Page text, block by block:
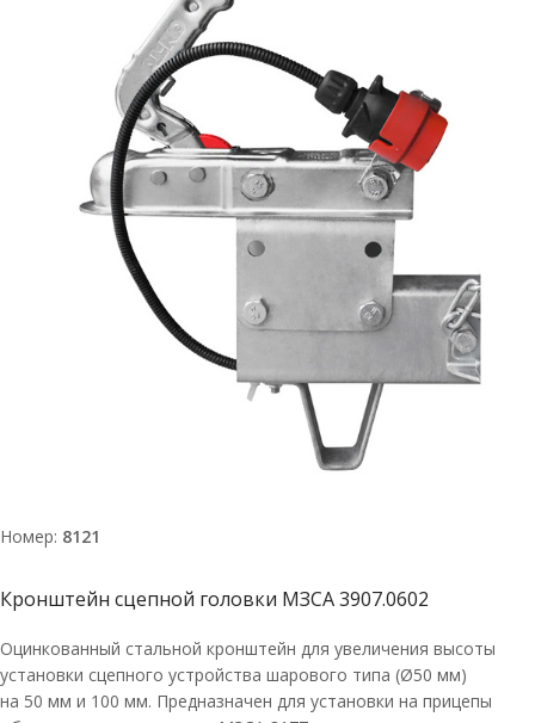
Номер: 8121
Кронштейн сцепной головки МЗСА 3907.0602
Оцинкованный стальной кронштейн для увеличения высоты
установки сцепного устройства шарового типа (Ø50 мм)
на 50 мм и 100 мм. Предназначен для установки на прицепы